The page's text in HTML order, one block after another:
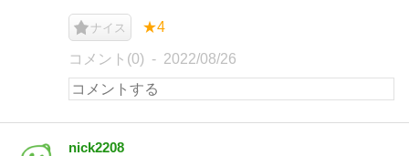
ナイス ★4
コメント(0) 2022/08/26
nick2208